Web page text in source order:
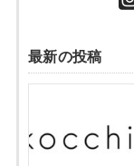
最新の投稿